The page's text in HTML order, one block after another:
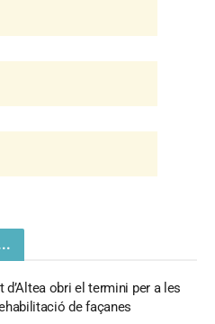
d’Altea obri el termini per a les
de façanes